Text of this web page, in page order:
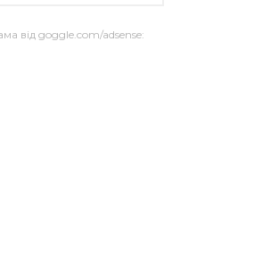
від goggle.com/adsense: